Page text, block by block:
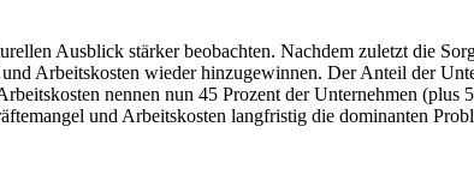
Ausblick stärker beobachten. Nachdem zuletzt die
Arbeitskosten wieder hinzugewinnen. Der Anteil der
nennen nun 45 Prozent der Unternehmen (plus
und Arbeitskosten langfristig die dominanten